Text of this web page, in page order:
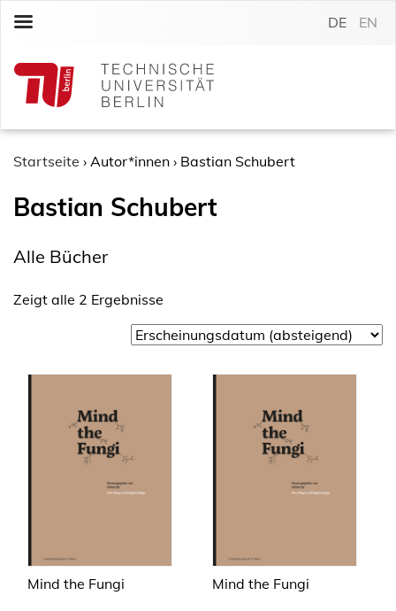
c
DE EN
Startseite › Autor*innen › Bastian Schubert
Bastian Schubert
Alle Bücher
Zeigt alle 2 Ergebnisse
Mind the Fungi Mind the Fungi